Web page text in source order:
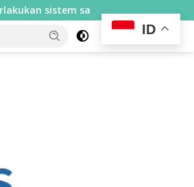
satu arah selama sepekan
ID